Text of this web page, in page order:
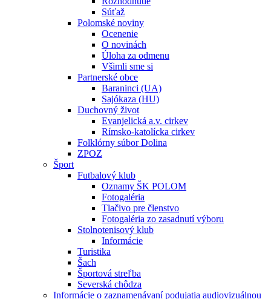
Súťaž
Polomské noviny
Ocenenie
O novinách
Úloha za odmenu
Všimli sme si
Partnerské obce
Baraninci (UA)
Sajókaza (HU)
Duchovný život
Evanjelická a.v. cirkev
Rímsko-katolícka cirkev
Folklórny súbor Dolina
ZPOZ
Šport
Futbalový klub
Oznamy ŠK POLOM
Fotogaléria
Tlačivo pre členstvo
Fotogaléria zo zasadnutí výboru
Stolnotenisový klub
Informácie
Turistika
Šach
Športová streľba
Severská chôdza
Informácie o zaznamenávaní podujatia audiovizuálnou